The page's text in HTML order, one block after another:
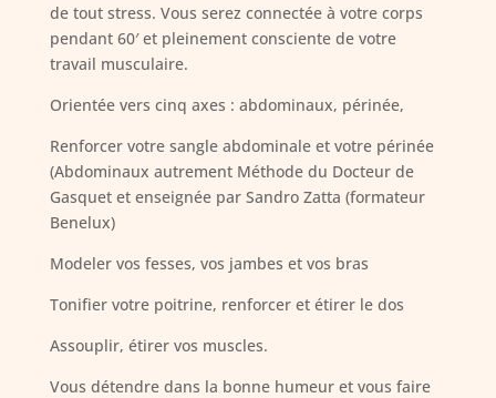
de tout stress. Vous serez connectée à votre corps
pendant 60′ et pleinement consciente de votre
travail musculaire.
Orientée vers cinq axes : abdominaux, périnée,
Renforcer votre sangle abdominale et votre périnée
(Abdominaux autrement Méthode du Docteur de
Gasquet et enseignée par Sandro Zatta (formateur
Benelux)
Modeler vos fesses, vos jambes et vos bras
Tonifier votre poitrine, renforcer et étirer le dos
Assouplir, étirer vos muscles.
Vous détendre dans la bonne humeur et vous faire